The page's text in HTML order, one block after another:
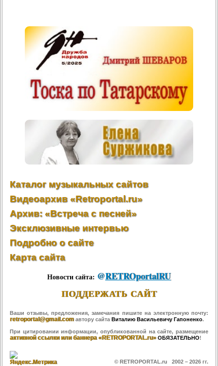
Каталог музыкальных сайтов
Видеоархив «Retroportal.ru»
Архив: «Встреча с песней»
Эксклюзивные интервью
Подробно о сайте
Карта сайта
Новости сайта: @RETROportalRU
ПОДДЕРЖАТЬ САЙТ
Ваши отзывы, предложения, замечания пишите на электронную почту:
retroportal@gmail.com автору сайта Виталию Васильевичу Гапоненко.
При цитировании информации, опубликованной на сайте, размещение
активной ссылки или баннера «RETROPORTAL.ru» ОБЯЗАТЕЛЬНО!
© RETROPORTAL.ru 2002 – 2026 гг.